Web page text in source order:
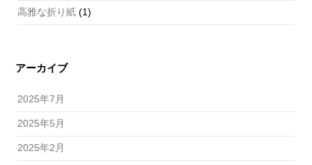
高雅な折り紙 (1)
アーカイブ
2025年7月
2025年5月
2025年2月